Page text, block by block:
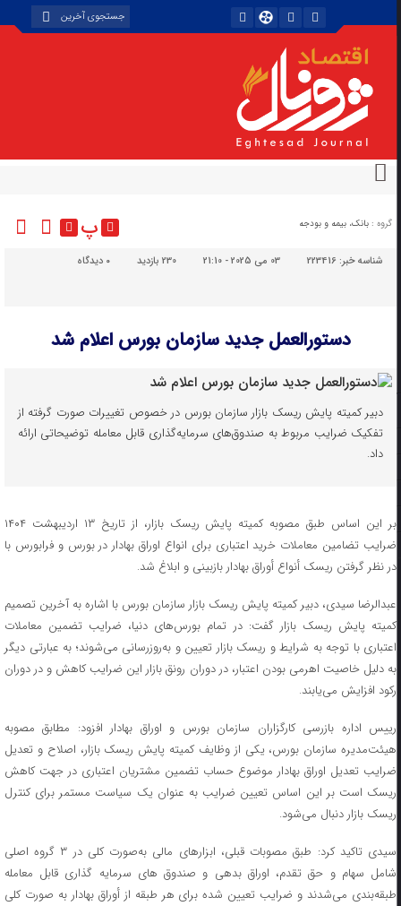
گروه : بانک، بیمه و بودجه پ
شناسه خبر:223416 03 می 2025 - 21:10 230 بازدید دیدگاه
دستورالعمل جدید سازمان بورس اعلام شد
دبیر کمیته پایش ریسک بازار سازمان بورس در خصوص تغییرات صورت گرفته از
تفکیک ضرایب مربوط به صندوق‌های سرمایه‌گذاری قابل معامله توضیحاتی ارائه
داد.
بر این اساس طبق مصوبه کمیته پایش ریسک بازار، از تاریخ ۱۳ اردیبهشت ۱۴۰۴
ضرایب تضامین معاملات خرید اعتباری برای انواع اوراق بهادار در بورس و فرابورس با
در نظر گرفتن ریسک أنواع أوراق بهادار بازبینی و ابلاغ شد.
عبدالرضا سیدی، دبیر کمیته پایش ریسک بازار سازمان بورس با اشاره به آخرین تصمیم
کمیته پایش ریسک بازار گفت: در تمام بورس‌های دنیا، ضرایب تضمین معاملات
اعتباری با توجه به شرایط و ریسک بازار تعیین و به‌روزرسانی می‌شوند؛ به عبارتی دیگر
به دلیل خاصیت اهرمی بودن اعتبار، در دوران رونق بازار این ضرایب کاهش و در دوران
رکود افزایش می‌یابند.
رییس اداره بازرسی کارگزاران سازمان بورس و اوراق بهادار افزود: مطابق مصوبه
هیئت‌مدیره سازمان بورس، یکی از وظایف کمیته پایش ریسک بازار، اصلاح و تعدیل
ضرایب تعدیل اوراق بهادار موضوع حساب تضمین مشتریان اعتباری در جهت کاهش
ریسک است بر این اساس تعیین ضرایب به عنوان یک سیاست مستمر برای کنترل
ریسک بازار دنبال می‌شود.
سیدی تاکید کرد: طبق مصوبات قبلی، ابزارهای مالی به‌صورت کلی در ۳ گروه اصلی
شامل سهام و حق تقدم، اوراق بدهی و صندوق های سرمایه گذاری قابل معامله
طبقه‌بندی می‌شدند و ضرایب تعیین شده برای هر طبقه از أوراق بهادار به صورت کلی